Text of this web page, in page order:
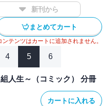
新刊から
まとめてカート
テンツはカートに追加されません。
4 5 6
人生～（コミック） 分冊
カートに入れる